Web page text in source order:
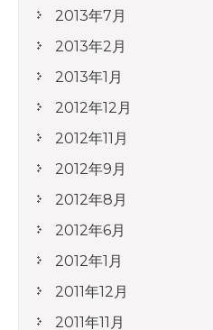
2013年7月
2013年2月
2013年1月
2012年12月
2012年11月
2012年9月
2012年8月
2012年6月
2012年1月
2011年12月
2011年11月